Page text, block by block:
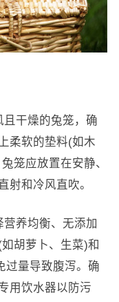
干燥的兔笼，确
柔软的垫料(如木
笼应放置在安静、
射和冷风直吹。
养均衡、无添加
胡萝卜、生菜)和
过量导致腹泻。确
用饮水器以防污